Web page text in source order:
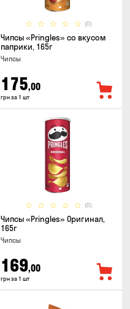
(0)
Чипсы «Pringles» со вкусом
паприки, 165г
Чипсы
175,00
грн за 1 шт
(0)
Чипсы «Pringles» Оригинал,
165г
Чипсы
169,00
грн за 1 шт